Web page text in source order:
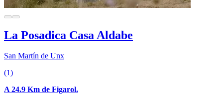
La Posadica Casa Aldabe
San Martín de Unx
(1)
A 24.9 Km de Figarol.